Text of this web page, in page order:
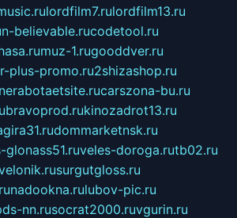
lordfilm7.rulordfilm13.ru
believable.rucodetool.ru
muz-1.rugooddver.ru
plus-promo.ru2shizashop.ru
nerabotaetsite.rucarszona-bu.ru
bravoprod.rukinozadrot13.ru
dommarketnsk.ru
glonass51.ruveles-doroga.rutb02.ru
surgutgloss.ru
nadookna.rulubov-pic.ru
nn.rusocrat2000.ruvgurin.ru